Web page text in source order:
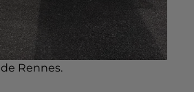
Rennes.